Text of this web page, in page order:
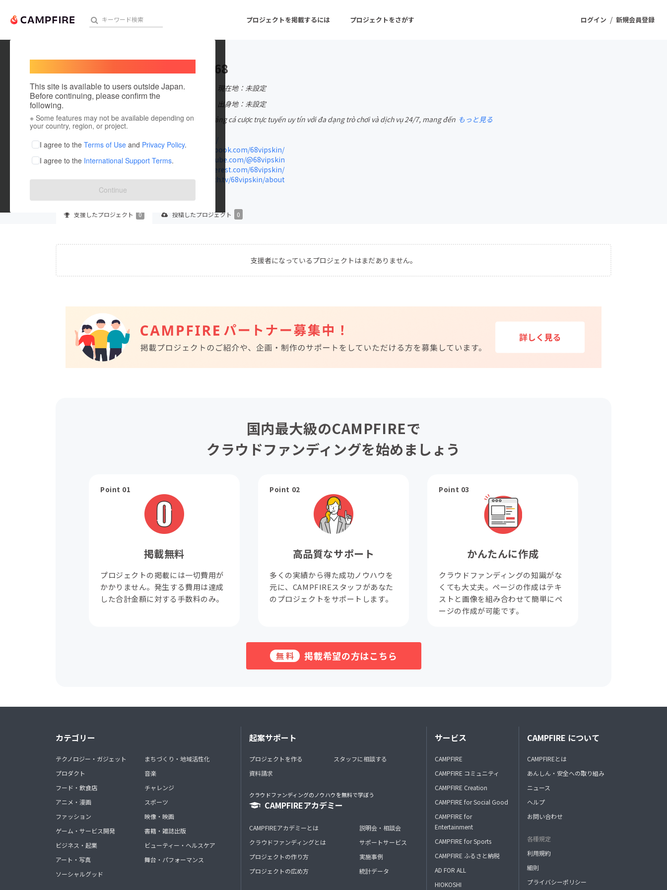
ログイン / 新規会員登録
プロジェクトを掲載するには プロジェクトをさがす
人気のプロジェクト 注目のリターン 注目の新着プロジェクト
アート・写真 音楽 舞台・パフォーマンス
テクノロジー・ガジェット
映像・映画
書籍・雑誌出版
ビジネス・起業
チャレンジ
まちづくり・地域活性化
This site is available to users outside Japan.
Before continuing, please confirm the
following.
※ Some features may not be available depending on
your country, region, or project.
I agree to the Terms of Use and Privacy Policy.
I agree to the International Support Terms.
Continue
vipskin68
在住国：日本
現在地：未設定
出身地：未設定
68vip là nền tảng cá cược trực tuyến uy tín với đa dạng trò chơi và dịch vụ 24/7, mang đến もっと見る
68vip.skin/
www.facebook.com/68vipskin/
www.youtube.com/@68vipskin
www.pinterest.com/68vipskin/
www.twitch.tv/68vipskin/about
支援したプロジェクト 0 投稿したプロジェクト 0
支援者になっているプロジェクトはまだありません。
国内最大級のCAMPFIREで
クラウドファンディングを始めましょう
Point 01
掲載無料
プロジェクトの掲載には一切費用が
かかりません。発生する費用は達成
した合計金額に対する手数料のみ。
Point 02
高品質なサポート
多くの実績から得た成功ノウハウを
元に、CAMPFIREスタッフがあなた
のプロジェクトをサポートします。
Point 03
かんたんに作成
クラウドファンディングの知識がな
くても大丈夫。ページの作成はテキ
ストと画像を組み合わせて簡単にペ
ージの作成が可能です。
無料 掲載希望の方はこちら
カテゴリー
テクノロジー・ガジェット
プロダクト
フード・飲食店
アニメ・漫画
ファッション
ゲーム・サービス開発
ビジネス・起業
アート・写真
ソーシャルグッド
まちづくり・地域活性化
音楽
チャレンジ
スポーツ
映像・映画
書籍・雑誌出版
ビューティー・ヘルスケア
舞台・パフォーマンス
起案サポート
プロジェクトを作る
資料請求
スタッフに相談する
クラウドファンディングのノウハウを無料で学ぼう
CAMPFIREアカデミー
CAMPFIREアカデミーとは
クラウドファンディングとは
プロジェクトの作り方
プロジェクトの広め方
説明会・相談会
サポートサービス
実施事例
統計データ
サービス
CAMPFIRE
CAMPFIRE コミュニティ
CAMPFIRE Creation
CAMPFIRE for Social Good
CAMPFIRE for
Entertainment
CAMPFIRE for Sports
CAMPFIRE ふるさと納税
AD FOR ALL
HIOKOSHI
CAMPFIRE について
CAMPFIREとは
あんしん・安全への取り組み
ニュース
ヘルプ
お問い合わせ
各種規定
利用規約
細則
プライバシーポリシー